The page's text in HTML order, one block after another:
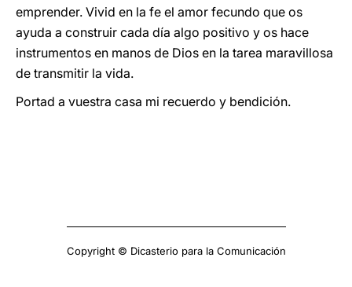
emprender. Vivid en la fe el amor fecundo que os
ayuda a construir cada día algo positivo y os hace
instrumentos en manos de Dios en la tarea maravillosa
de transmitir la vida.
Portad a vuestra casa mi recuerdo y bendición.
Copyright © Dicasterio para la Comunicación